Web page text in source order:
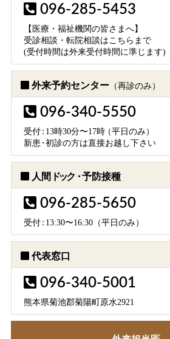
096-285-5453
【医療・福祉機関の皆さまへ】
受診相談・転院相談はこちらまで
(受付時間は外来受付時間に準じます)
外来予約センター（再診のみ）
096-340-5550
受付： 13時30分〜17時（平日のみ）
新患・初診の方は直接お越し下さい
人間 ドック・予防接種
096-285-5650
受付： 13:30〜16:30（平日のみ）
代表窓口
096-340-5001
熊本県菊池郡菊陽町原水2921